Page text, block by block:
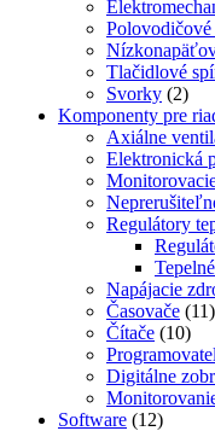
Polovodičové
Tlačidlové
Svorky (2)
Komponenty pre
Axiálne
Elektronická
Regulátory
Napájacie
Časovače (11)
Čítače (10)
Digitálne
Software (12)